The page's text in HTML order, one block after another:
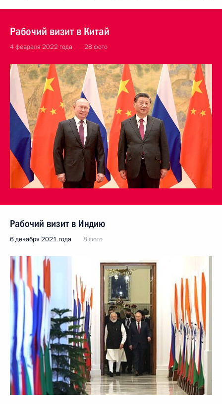
Рабочий визит в Китай
4 февраля 2022 года 28 фото
Рабочий визит в Индию
6 декабря 2021 года 8 фото